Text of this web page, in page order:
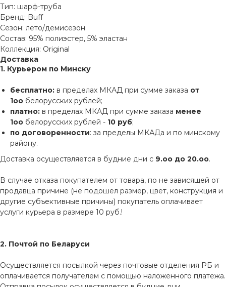
Тип: шарф-труба
Бренд: Buff
Сезон: лето/демисезон
Состав: 95% полиэстер, 5% эластан
Коллекция: Original
Доставка
1. Курьером по Минску
бесплатно: в пределах МКАД при сумме заказа от
1оо белорусских рублей;
платно: в пределах МКАД при сумме заказа менее
1оо белорусских рублей - 10 руб;
по договоренности: за пределы МКАДа и по минскому
району.
Доставка осуществляется в будние дни с 9.оо до 20.оо.
В случае отказа покупателем от товара, по не зависящей от
продавца причине (не подошел размер, цвет, конструкция и
другие субъективные причины) покупатель оплачивает
услуги курьера в размере 10 руб.!
2. Почтой по Беларуси
Осуществляется посылкой через почтовые отделения РБ и
оплачивается получателем с помощью наложенного платежа.